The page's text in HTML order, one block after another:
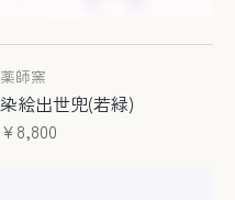
薬師窯
染絵出世兜(若緑)
¥8,800